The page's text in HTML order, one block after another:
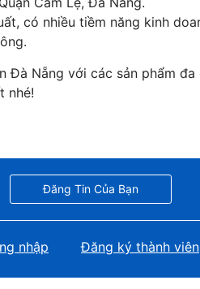
có nhiều tiềm năng kinh
Đà Nẵng với các sản phẩm
nhé!
Đăng Tin Của Bạn
nhập Đăng ký thành viên